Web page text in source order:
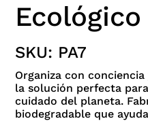
SKU: PA7
Organiza con
la solución perfecta
cuidado del planeta.
biodegradable que